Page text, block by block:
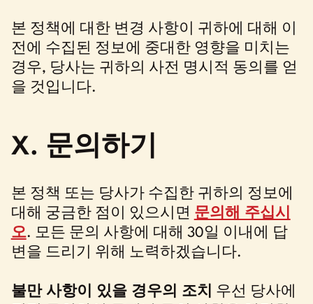
본 정책에 대한 변경 사항이 귀하에 대해 이
전에 수집된 정보에 중대한 영향을 미치는
경우, 당사는 귀하의 사전 명시적 동의를 얻
을 것입니다.
X. 문의하기
본 정책 또는 당사가 수집한 귀하의 정보에
대해 궁금한 점이 있으시면 문의해 주십시
오. 모든 문의 사항에 대해 30일 이내에 답
변을 드리기 위해 노력하겠습니다.
불만 사항이 있을 경우의 조치
우선 당사에